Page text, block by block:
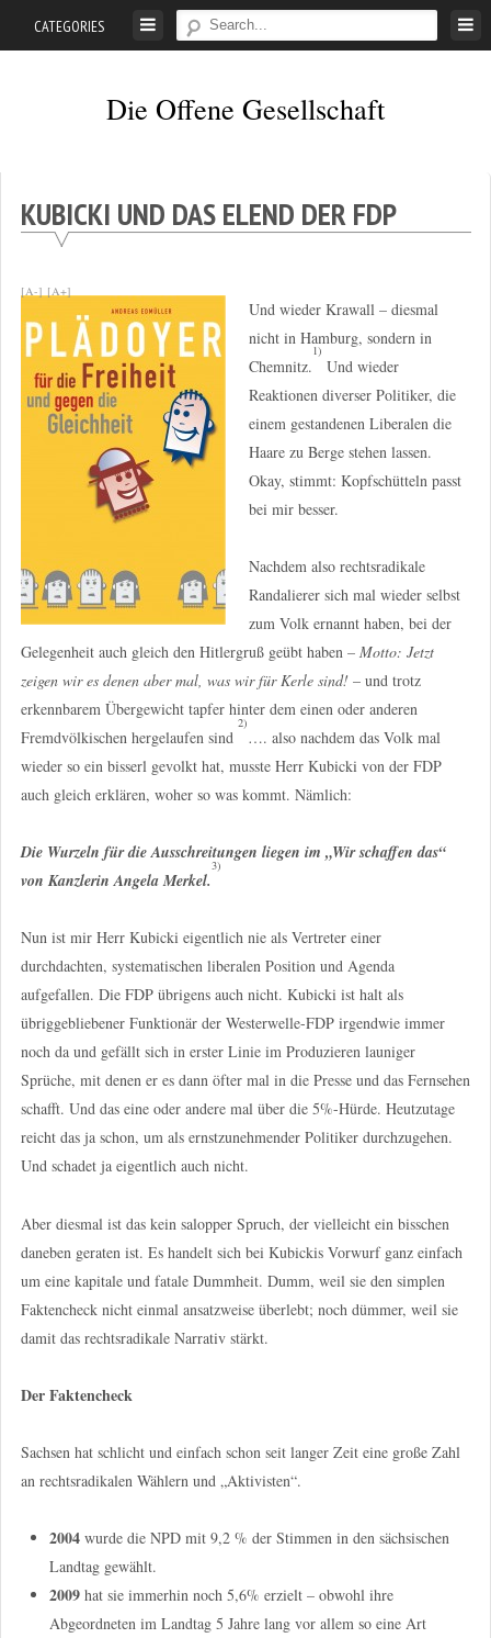
CATEGORIES
Die Offene Gesellschaft
KUBICKI UND DAS ELEND DER FDP
[A-] [A+]
Und wieder Krawall – diesmal
nicht in Hamburg, sondern in
Chemnitz.
1)
Und wieder
Reaktionen diverser Politiker, die
einem gestandenen Liberalen die
Haare zu Berge stehen lassen.
Okay, stimmt: Kopfschütteln passt
bei mir besser.
Nachdem also rechtsradikale
Randalierer sich mal wieder selbst
zum Volk ernannt haben, bei der
Gelegenheit auch gleich den Hitlergruß geübt haben – Motto: Jetzt
zeigen wir es denen aber mal, was wir für Kerle sind! – und trotz
erkennbarem Übergewicht tapfer hinter dem einen oder anderen
Fremdvölkischen hergelaufen sind
2)
…. also nachdem das Volk mal
wieder so ein bisserl gevolkt hat, musste Herr Kubicki von der FDP
auch gleich erklären, woher so was kommt. Nämlich:
Die Wurzeln für die Ausschreitungen liegen im „Wir schaffen das“
von Kanzlerin Angela Merkel.
3)
Nun ist mir Herr Kubicki eigentlich nie als Vertreter einer
durchdachten, systematischen liberalen Position und Agenda
aufgefallen. Die FDP übrigens auch nicht. Kubicki ist halt als
übriggebliebener Funktionär der Westerwelle-FDP irgendwie immer
noch da und gefällt sich in erster Linie im Produzieren launiger
Sprüche, mit denen er es dann öfter mal in die Presse und das Fernsehen
schafft. Und das eine oder andere mal über die 5%-Hürde. Heutzutage
reicht das ja schon, um als ernstzunehmender Politiker durchzugehen.
Und schadet ja eigentlich auch nicht.
Aber diesmal ist das kein salopper Spruch, der vielleicht ein bisschen
daneben geraten ist. Es handelt sich bei Kubickis Vorwurf ganz einfach
um eine kapitale und fatale Dummheit. Dumm, weil sie den simplen
Faktencheck nicht einmal ansatzweise überlebt; noch dümmer, weil sie
damit das rechtsradikale Narrativ stärkt.
Der Faktencheck
Sachsen hat schlicht und einfach schon seit langer Zeit eine große Zahl
an rechtsradikalen Wählern und „Aktivisten“.
2004wurde die NPD mit 9,2 % der Stimmen in den sächsischen
Landtag gewählt.
2009hat sie immerhin noch 5,6% erzielt – obwohl ihre
Abgeordneten im Landtag 5 Jahre lang vor allem so eine Art